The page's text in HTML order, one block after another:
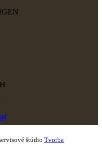
štúdio Tvorba